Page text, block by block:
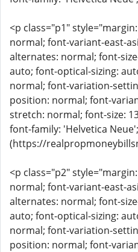
<p class="p1"
normal; font-variant-east-
alternates: normal; font-
auto; font-optical-sizing:
normal; font-variation-
position: normal; font-
stretch: normal; font-size:
font-family: 'Helvetica
(https://
<p class="p2"
normal; font-variant-east-
alternates: normal; font-
auto; font-optical-sizing:
normal; font-variation-
position: normal; font-